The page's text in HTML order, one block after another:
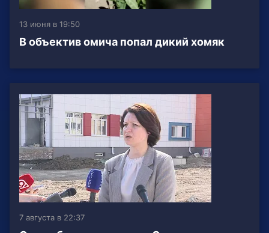
13 июня в 19:50
В объектив омича попал дикий хомяк
7 августа в 22:37